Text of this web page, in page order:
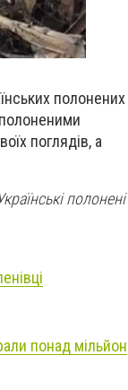
полонених
поглядів, а
полонені
понад мільйон